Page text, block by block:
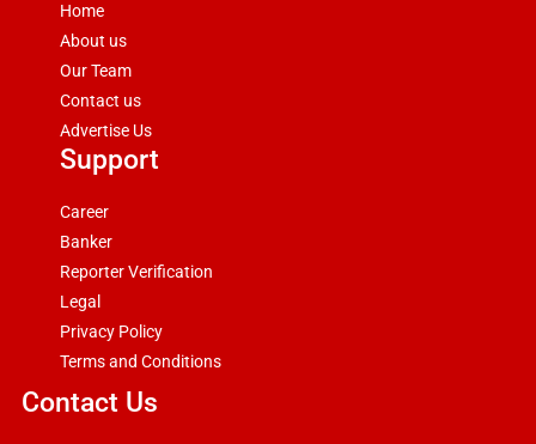
Home
About us
Our Team
Contact us
Advertise Us
Support
Career
Banker
Reporter Verification
Legal
Privacy Policy
Terms and Conditions
Contact Us